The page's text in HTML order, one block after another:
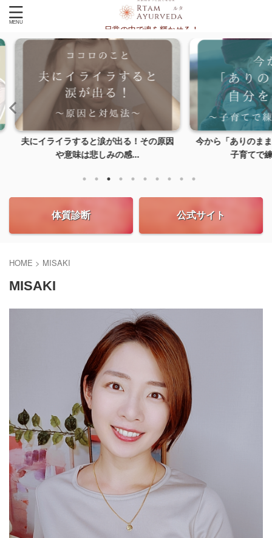
日常の中で魂を輝かせる！
その原因
今から「ありのままの自分を愛する。」
子育てで練習しよう...
スピリチ
体質診断 公式サイト
HOME > MISAKI
MISAKI